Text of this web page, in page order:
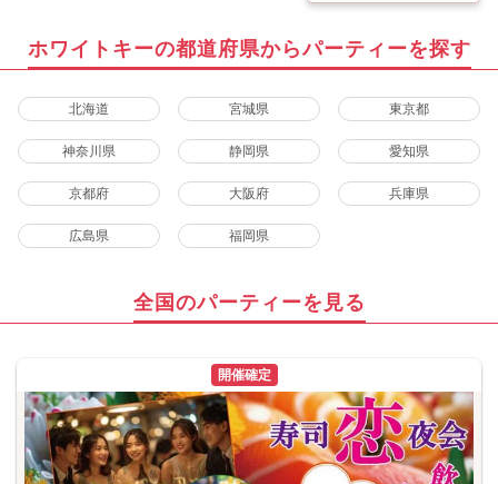
ホワイトキーの都道府県からパーティーを探す
北海道 宮城県 東京都
神奈川県 静岡県 愛知県
京都府 大阪府 兵庫県
広島県 福岡県
全国のパーティーを見る
開催確定